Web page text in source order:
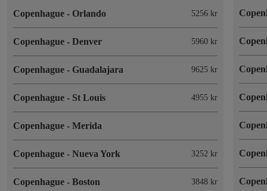
Copenhague - Orlando 5256 kr
Copenhague - Denver 5960 kr
Copenhague - Guadalajara 9625 kr
Copenhague - St Louis 4955 kr
Copenhague - Merida
Copenhague - Nueva York 3252 kr
Copenhague - Boston 3848 kr